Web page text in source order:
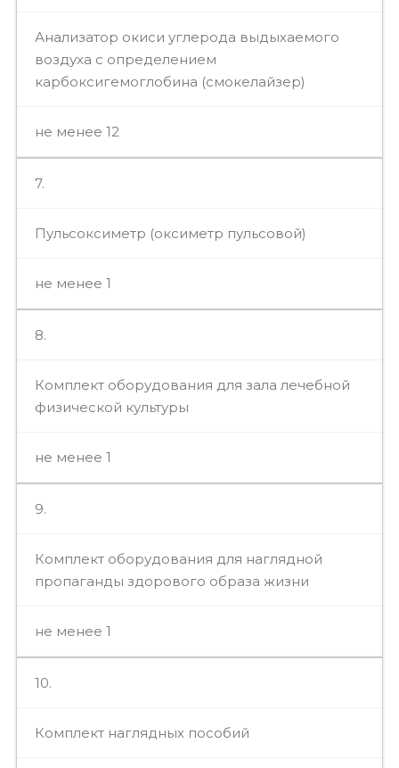
Анализатор окиси углерода выдыхаемого
воздуха с определением
карбоксигемоглобина (смокелайзер)
не менее 12
7.
Пульсоксиметр (оксиметр пульсовой)
не менее 1
8.
Комплект оборудования для зала лечебной
физической культуры
не менее 1
9.
Комплект оборудования для наглядной
пропаганды здорового образа жизни
не менее 1
10.
Комплект наглядных пособий